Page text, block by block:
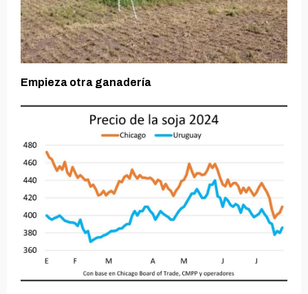
Empieza otra ganadería